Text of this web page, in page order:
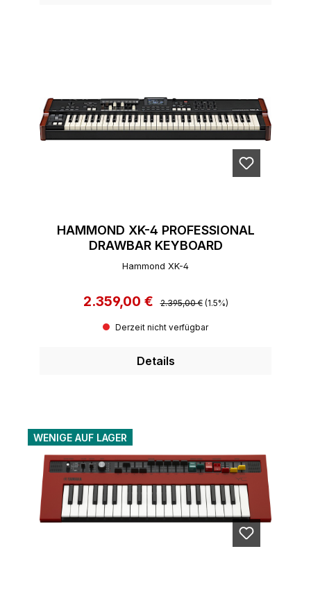
HAMMOND XK-4 PROFESSIONAL
DRAWBAR KEYBOARD
Hammond XK-4
Verkaufspreis:
2.359,00 € Regulärer Preis:
2.395,00 € (1.5%)
Derzeit nicht verfügbar
Details
WENIGE AUF LAGER